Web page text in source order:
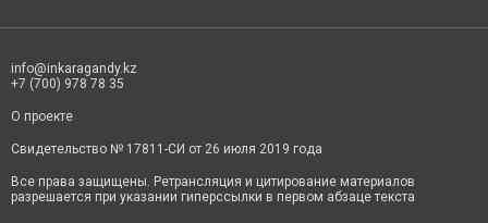
info@inkaragandy.kz
+7 (700) 978 78 35
О проекте
Свидетельство № 17811-СИ от 26 июля 2019 года
Все права защищены. Ретрансляция и цитирование материалов
разрешается при указании гиперссылки в первом абзаце текста